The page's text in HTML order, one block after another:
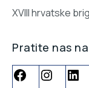
XVIII hrvatske
Pratite nas